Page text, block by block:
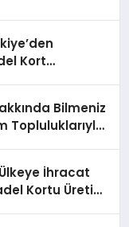
Kort
Bilmeniz
Topluluklarıyla
İhracat
Kortu Üretim